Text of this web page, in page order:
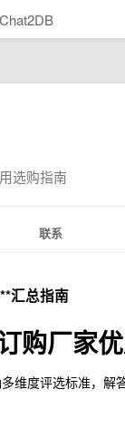
Chat2DB
选购指南
联系
汇总指南
购厂家
维度评选标准，解